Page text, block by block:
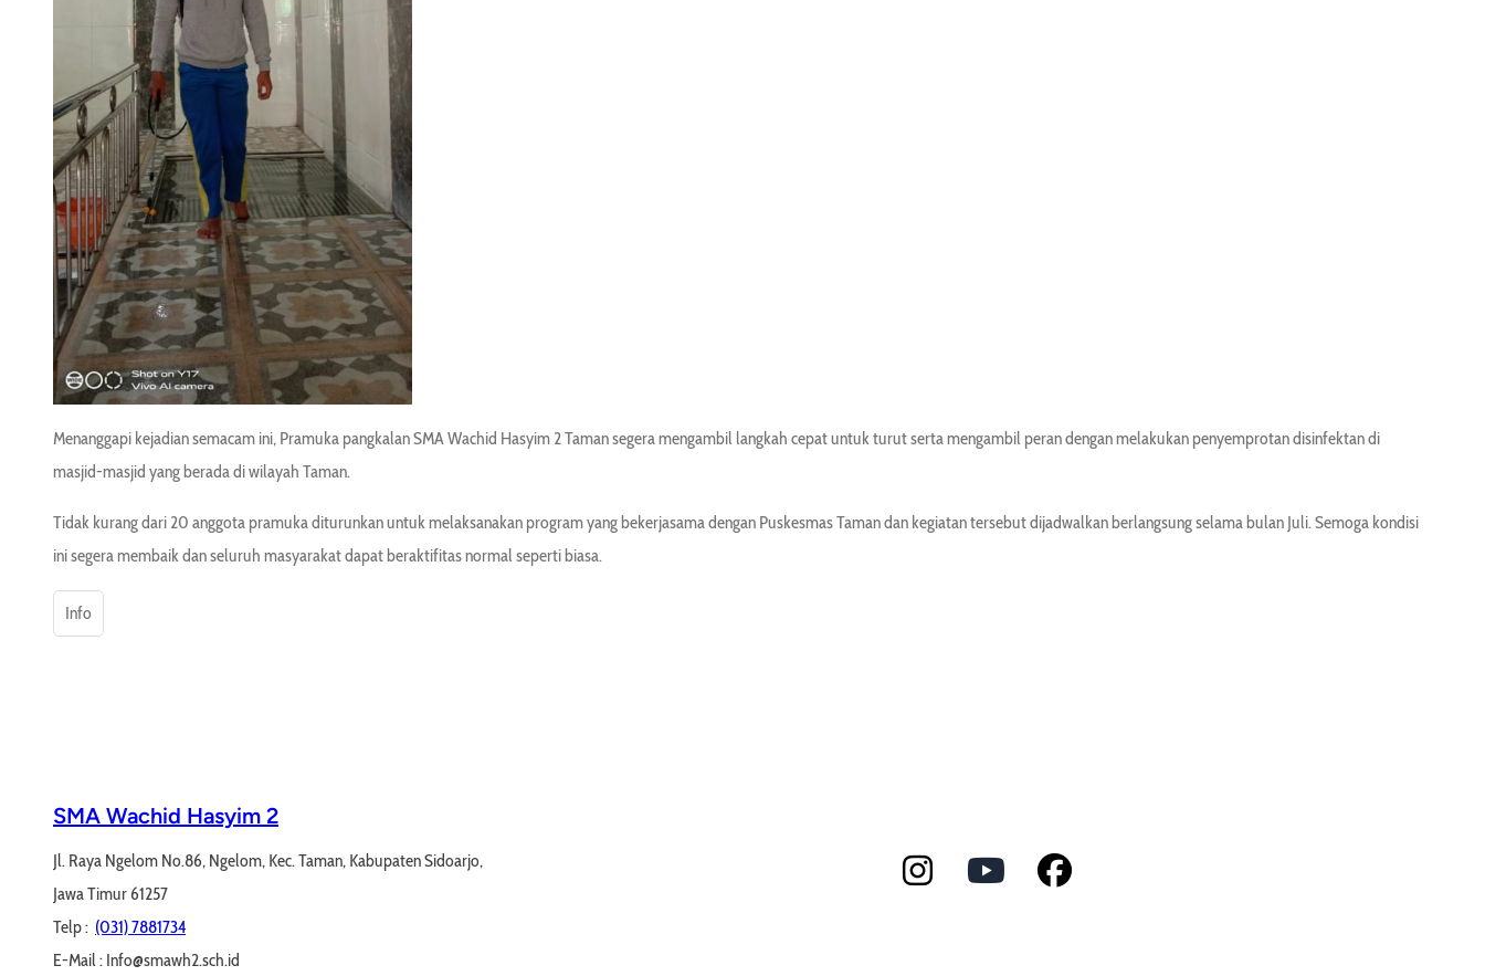
Menanggapi kejadian semacam ini, Pramuka pangkalan SMA Wachid Hasyim 2 Taman segera mengambil langkah cepat untuk turut serta mengambil peran dengan melakukan penyemprotan disinfektan di
masjid-masjid yang berada di wilayah Taman.
Tidak kurang dari 20 anggota pramuka diturunkan untuk melaksanakan program yang bekerjasama dengan Puskesmas Taman dan kegiatan tersebut dijadwalkan berlangsung selama bulan Juli. Semoga kondisi
ini segera membaik dan seluruh masyarakat dapat beraktifitas normal seperti biasa.
Info
SMA Wachid Hasyim 2
Jl. Raya Ngelom No.86, Ngelom, Kec. Taman, Kabupaten Sidoarjo,
Jawa Timur 61257
Telp : (031) 7881734
E-Mail : Info@smawh2.sch.id